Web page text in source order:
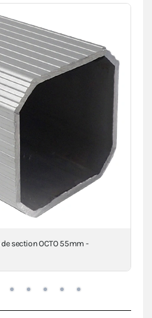
section OCTO 55mm -